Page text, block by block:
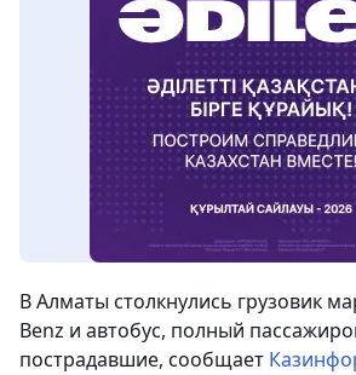
В Алматы столкнулись грузовик
Benz и автобус, полный
пострадавшие, сообщает